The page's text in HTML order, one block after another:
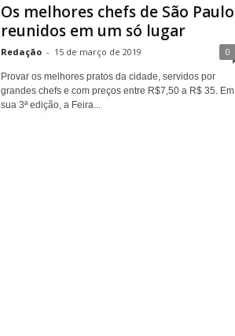
Os melhores chefs de São Paulo
reunidos em um só lugar
Redação - 15 de março de 2019 0
Provar os melhores pratos da cidade, servidos por
grandes chefs e com preços entre R$7,50 a R$ 35. Em
sua 3ª edição, a Feira...